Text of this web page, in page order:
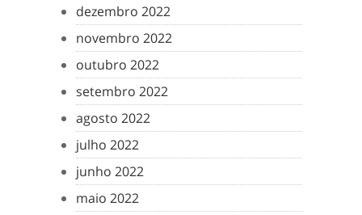
dezembro 2022
novembro 2022
outubro 2022
setembro 2022
agosto 2022
julho 2022
junho 2022
maio 2022